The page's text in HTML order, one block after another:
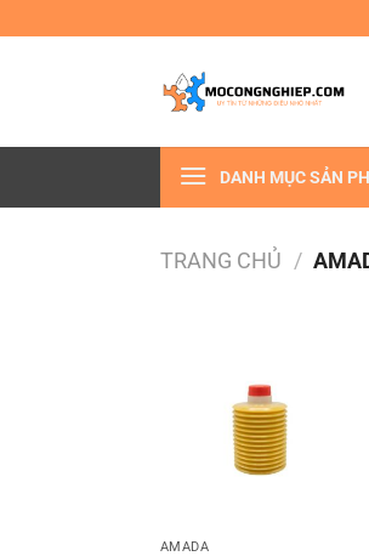
qua
DANH MỤC SẢN
TRANG CHỦ /
AMADA